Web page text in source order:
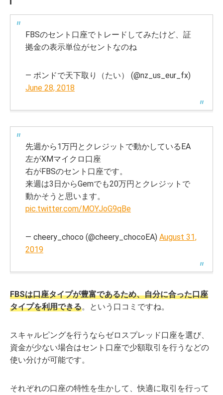
FBSのセント口座でトレードしてみたけど、証
拠金の表示単位がセントなのね
— ポンドで天下取り（たい） (@nz_us_eur_fx)
June 28, 2018
先週から1万円とクレジットで動かしているEA
左がXMマイクロ口座
右がFBSのセント口座です。
来週は3日からGemでも20万円とクレジットで
動かそうと思います。
pic.twitter.com/MOYJoG9qBe
— cheery_choco (@cheery_chocoEA) August 31,
2019
FBSは口座タイプが豊富であるため、自分に合った口座
タイプを利用できる。という口コミですね。
スキャルピングを行うならゼロスプレッド口座を選び、
資金が少ない場合はセント口座で少額取引を行うなどの
使い分けが可能です。
それぞれの口座の特性を生かして、快適に取引を行って